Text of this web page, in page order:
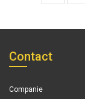
Contact
Companie